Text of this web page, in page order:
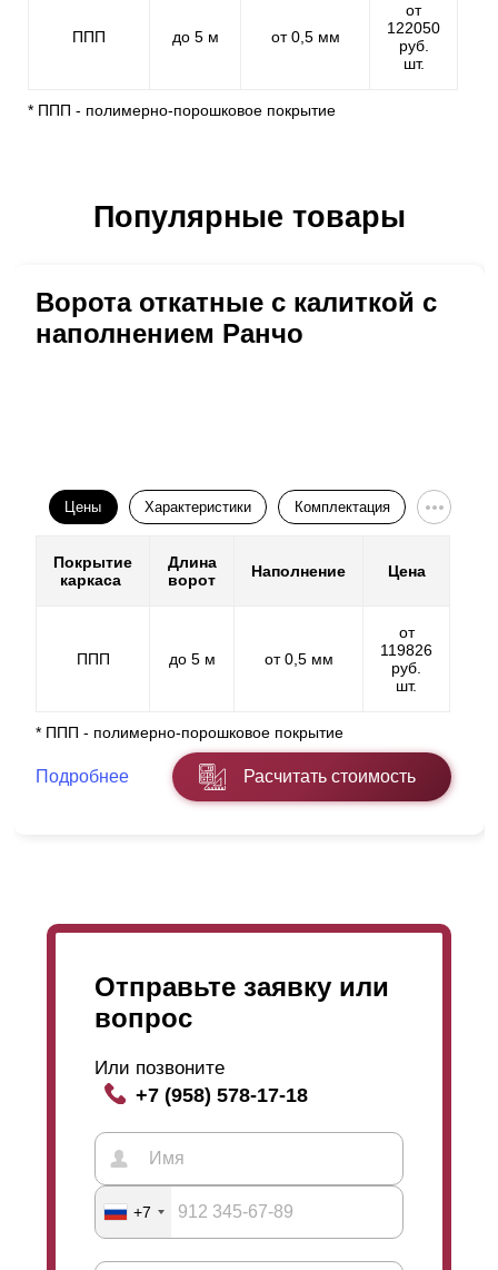
ППП до 5 м от 0,5 мм
от
122050
руб.
шт.
* ППП - полимерно-порошковое покрытие
Популярные товары
Ворота откатные с калиткой с
наполнением Ранчо
Цены Характеристики Комплектация
Покрытие
каркаса
Длина
ворот
Наполнение Цена
ППП до 5 м от 0,5 мм
от
119826
руб.
шт.
* ППП - полимерно-порошковое покрытие
Подробнее Расчитать стоимость
Отправьте заявку или
вопрос
Или позвоните
+7 (958) 578-17-18
+7